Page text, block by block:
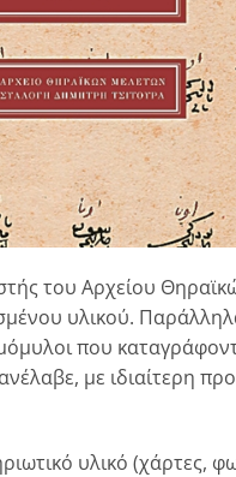
του Αρχείου
υλικού.
που
με ιδιαίτερη
υλικό (χάρτες,